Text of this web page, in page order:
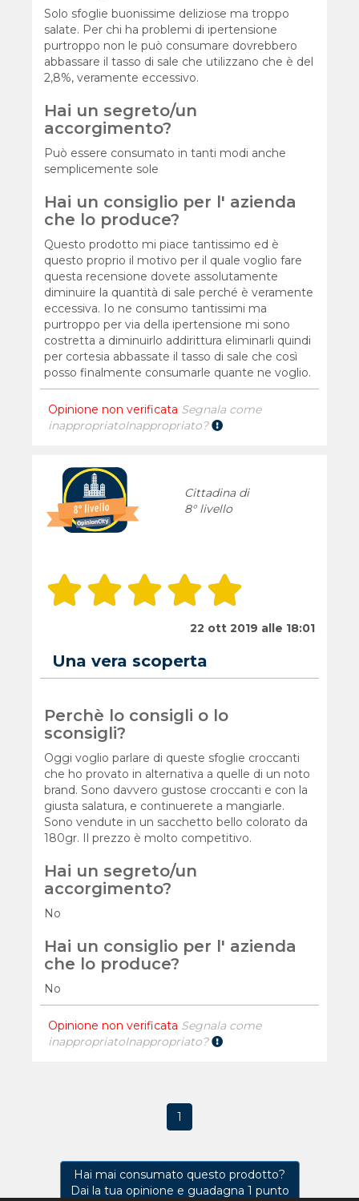
Solo sfoglie buonissime deliziose ma troppo
salate. Per chi ha problemi di ipertensione
purtroppo non le può consumare dovrebbero
abbassare il tasso di sale che utilizzano che è del
2,8%, veramente eccessivo.
Hai un segreto/un
accorgimento?
Può essere consumato in tanti modi anche
semplicemente sole
Hai un consiglio per l' azienda
che lo produce?
Questo prodotto mi piace tantissimo ed è
questo proprio il motivo per il quale voglio fare
questa recensione dovete assolutamente
diminuire la quantità di sale perché è veramente
eccessiva. Io ne consumo tantissimi ma
purtroppo per via della ipertensione mi sono
costretta a diminuirlo addirittura eliminarli quindi
per cortesia abbassate il tasso di sale che così
posso finalmente consumarle quante ne voglio.
Opinione non verificata Segnala come
inappropriatoInappropriato?
Cittadina di
8° livello
22 ott 2019 alle 18:01
Una vera scoperta
Perchè lo consigli o lo
sconsigli?
Oggi voglio parlare di queste sfoglie croccanti
che ho provato in alternativa a quelle di un noto
brand. Sono davvero gustose croccanti e con la
giusta salatura, e continuerete a mangiarle.
Sono vendute in un sacchetto bello colorato da
180gr. Il prezzo è molto competitivo.
Hai un segreto/un
accorgimento?
No
Hai un consiglio per l' azienda
che lo produce?
No
Opinione non verificata Segnala come
inappropriatoInappropriato?
1
Hai mai consumato questo prodotto?
Dai la tua opinione e guadagna 1 punto